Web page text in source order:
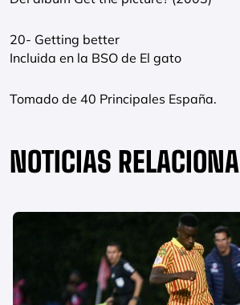
20- Getting better
Incluida en la BSO de El gato
Tomado de 40 Principales España.
NOTICIAS